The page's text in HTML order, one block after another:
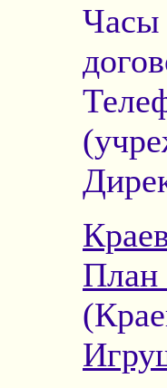
Часы
План